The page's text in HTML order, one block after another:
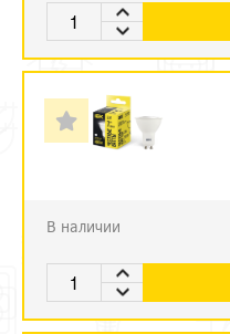
В наличии